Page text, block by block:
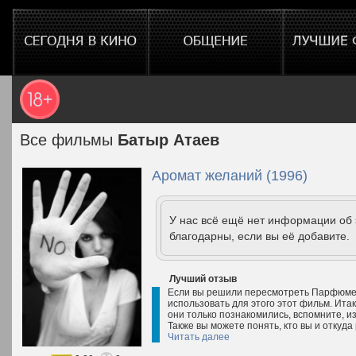
Все фильмы Батыр Атаев
Аромат желаний (1996)
У нас всё ещё нет информации
благодарны, если вы её добавите.
Лучший отзыв
Если вы решили пересмотреть
использовать для этого этот фильм.
они только познакомились, вспомните,
Также вы можете понять, кто вы и
Читать далее